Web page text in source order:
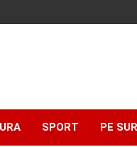
SPORT PE